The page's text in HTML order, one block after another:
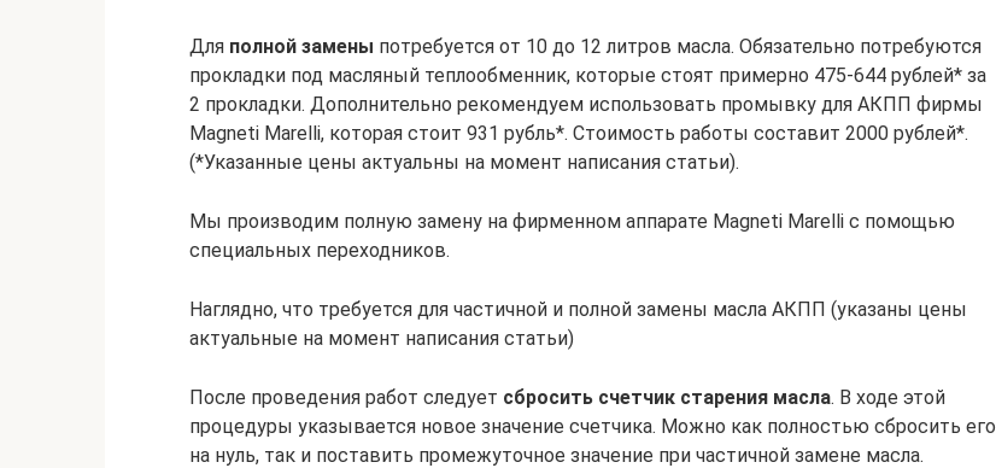
Для полной замены потребуется от 10 до 12 литров масла. Обязательно потребуются
прокладки под масляный теплообменник, которые стоят примерно 475-644 рублей* за
2 прокладки. Дополнительно рекомендуем использовать промывку для АКПП фирмы
Magneti Marelli, которая стоит 931 рубль*. Стоимость работы составит 2000 рублей*.
(*Указанные цены актуальны на момент написания статьи).
Мы производим полную замену на фирменном аппарате Magneti Marelli с помощью
специальных переходников.
Наглядно, что требуется для частичной и полной замены масла АКПП (указаны цены
актуальные на момент написания статьи)
После проведения работ следует сбросить счетчик старения масла. В ходе этой
процедуры указывается новое значение счетчика. Можно как полностью сбросить его
на нуль, так и поставить промежуточное значение при частичной замене масла.